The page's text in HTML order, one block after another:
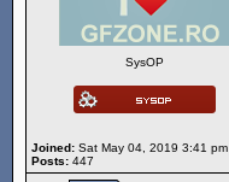
SysOP
Joined: Sat May 04, 2019 3:41 pm
Posts: 447